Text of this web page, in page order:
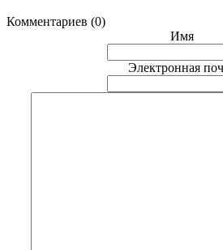
Комментариев (0)
Имя
Электронная